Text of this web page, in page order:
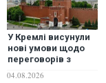
У Кремлі висунули
нові умови щодо
переговорів з
04.08.2026